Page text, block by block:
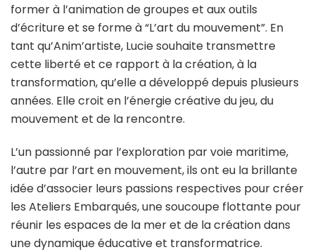
former à l’animation de groupes et aux outils
d’écriture et se forme à “L’art du mouvement”. En
tant qu’Anim’artiste, Lucie souhaite transmettre
cette liberté et ce rapport à la création, à la
transformation, qu’elle a développé depuis plusieurs
années. Elle croit en l’énergie créative du jeu, du
mouvement et de la rencontre.
L’un passionné par l’exploration par voie maritime,
l’autre par l’art en mouvement, ils ont eu la brillante
idée d’associer leurs passions respectives pour créer
les Ateliers Embarqués, une soucoupe flottante pour
réunir les espaces de la mer et de la création dans
une dynamique éducative et transformatrice.